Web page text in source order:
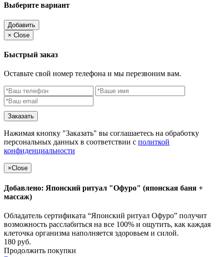
Выберите вариант
Добавить
× Close
Быстрый заказ
Оставьте свой номер телефона и мы перезвоним вам.
Заказать
Нажимая кнопку "Заказать" вы соглашаетесь на обработку
персональных данных в соответствии с политкой
конфиденциальности
×Close
Добавлено: Японский ритуал "Офуро" (японская баня +
массаж)
Обладатель сертификата “Японский ритуал Офуро” получит
возможность расслабиться на все 100% и ощутить, как каждая
клеточка организма наполняется здоровьем и силой.
180 руб.
Продолжить покупки